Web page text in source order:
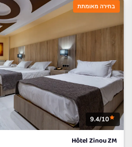
בחירה מאומתת
9.4/10
Hôtel Zinou ZM